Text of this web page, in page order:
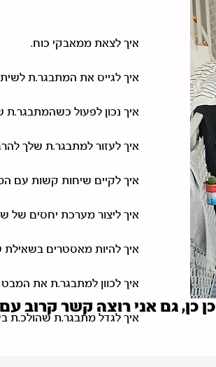
איך לצאת ממאבקי כוח.
איך לגייס את המתבגר.ת
איך נכון לפעול כשהמתבגר.ת
איך לעזור למתבגר.ת שלך
איך לקיים שיחות קשות עם
איך ליצור מערכת יחסים של
איך להיות מאסטרים בשאילת
איך לכוון למתבגר.ת את
איך לגדל מתבגר.ת שהולכ.ת
כן כן, גם אני רוצה קשר קרוב